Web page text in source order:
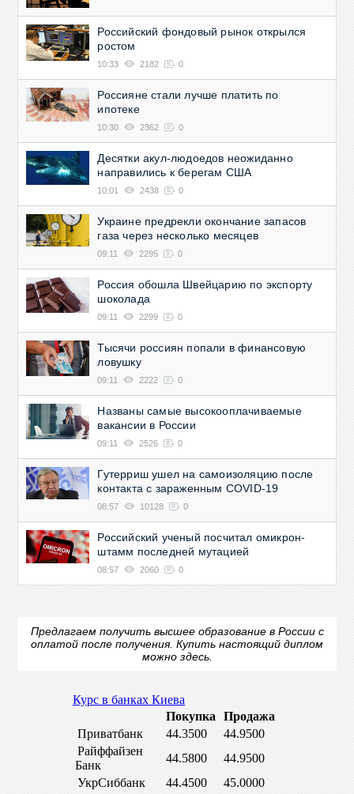
Российский фондовый рынок открылся
ростом
10:33 2182 0
Россияне стали лучше платить по
ипотеке
10:30 2362 0
Десятки акул-людоедов неожиданно
направились к берегам США
10:01 2438 0
Украине предрекли окончание запасов
газа через несколько месяцев
09:11 2295 0
Россия обошла Швейцарию по экспорту
шоколада
09:11 2299 0
Тысячи россиян попали в финансовую
ловушку
09:11 2222 0
Названы самые высокооплачиваемые
вакансии в России
09:11 2526 0
Гутерриш ушел на самоизоляцию после
контакта с зараженным COVID-19
08:57 10128 0
Российский ученый посчитал омикрон-
штамм последней мутацией
08:57 2060 0
Предлагаем получить высшее образование в России с
оплатой после получения. Купить настоящий диплом
можно здесь.